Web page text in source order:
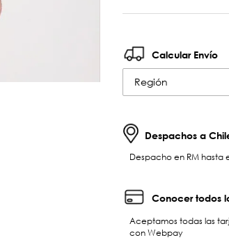
Calcular Envío
Región
Despachos a
Despacho en RM hasta
Conocer todos
Aceptamos todas las
con Webpay